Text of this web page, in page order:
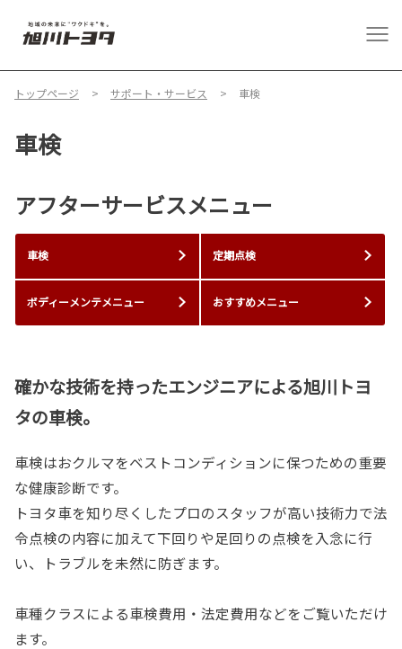
トップページ サポート・サービス 車検
車検
アフターサービスメニュー
車検 定期点検
ボディーメンテメニュー おすすめメニュー
確かな技術を持ったエンジニアによる旭川トヨ
タの車検。
車検はおクルマをベストコンディションに保つための重要
な健康診断です。
トヨタ車を知り尽くしたプロのスタッフが高い技術力で法
令点検の内容に加えて下回りや足回りの点検を入念に行
い、トラブルを未然に防ぎます。
車種クラスによる車検費用・法定費用などをご覧いただけ
ます。